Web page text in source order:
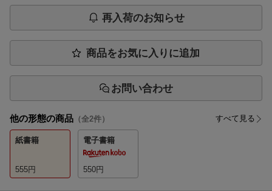
再入荷のお知らせ
商品をお気に入りに追加
お問い合わせ
他の形態の商品 （全2件） すべて見る
紙書籍
555円
電子書籍
550円